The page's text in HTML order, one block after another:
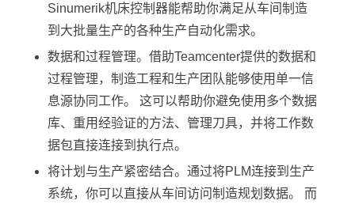
Sinumerik机床控制器能帮助你满足从车间制造
到大批量生产的各种生产自动化需求。
数据和过程管理。借助Teamcenter提供的数据和
过程管理，制造工程和生产团队能够使用单一信
息源协同工作。 这可以帮助你避免使用多个数据
库、重用经验证的方法、管理刀具，并将工作数
据包直接连接到执行点。
将计划与生产紧密结合。通过将PLM连接到生产
系统，你可以直接从车间访问制造规划数据。 而